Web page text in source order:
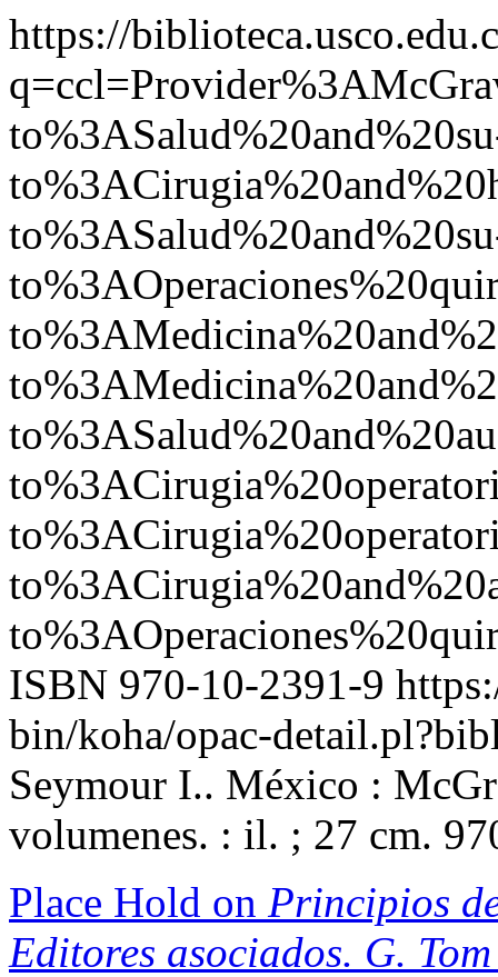
https://
ISBN 970-10-2391-9
bin/koha/opac-
Seymour I.. México :
volumenes. : il. ; 27 cm.
Place Hold on Principios
Editores asociados. G.